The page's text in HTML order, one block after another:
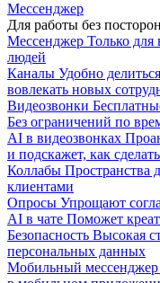
Мессенджер
Для работы без
Мессенджер Только
людей
Каналы Удобно
вовлекать новых
Видеозвонки
Без ограничений по
AI в видеозвонках
и подскажет, как
Коллабы Пространства
клиентами
Опросы Упрощают
AI в чате Поможет
Безопасность Высокая
персональных данных
Мобильный мессенджер